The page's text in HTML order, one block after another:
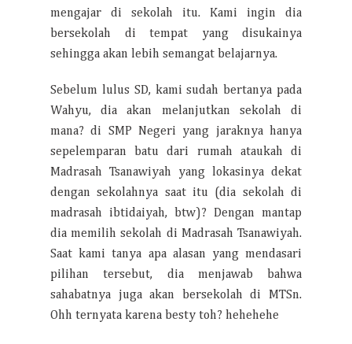
mengajar di sekolah itu. Kami ingin dia
bersekolah di tempat yang disukainya
sehingga akan lebih semangat belajarnya.
Sebelum lulus SD, kami sudah bertanya pada
Wahyu, dia akan melanjutkan sekolah di
mana? di SMP Negeri yang jaraknya hanya
sepelemparan batu dari rumah ataukah di
Madrasah Tsanawiyah yang lokasinya dekat
dengan sekolahnya saat itu (dia sekolah di
madrasah ibtidaiyah, btw)? Dengan mantap
dia memilih sekolah di Madrasah Tsanawiyah.
Saat kami tanya apa alasan yang mendasari
pilihan tersebut, dia menjawab bahwa
sahabatnya juga akan bersekolah di MTSn.
Ohh ternyata karena besty toh? hehehehe